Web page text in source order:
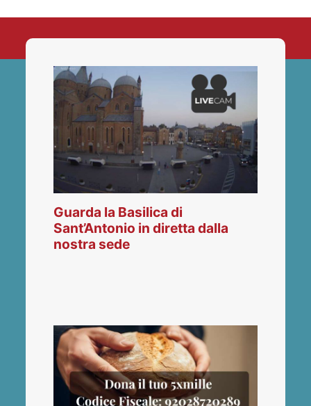
Guarda la Basilica di
Sant’Antonio in diretta dalla
nostra sede